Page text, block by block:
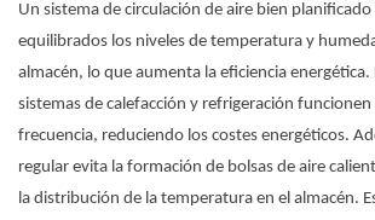
Un sistema de circulación de aire bien
equilibrados los niveles de temperatura y
almacén, lo que aumenta la eficiencia
sistemas de calefacción y refrigeración
frecuencia, reduciendo los costes energéticos.
regular evita la formación de bolsas de aire
la distribución de la temperatura en el almacén.